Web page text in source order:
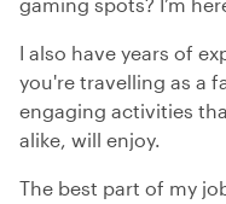
I also have years of
you're travelling as a
engaging activities
alike, will enjoy.
The best part of my